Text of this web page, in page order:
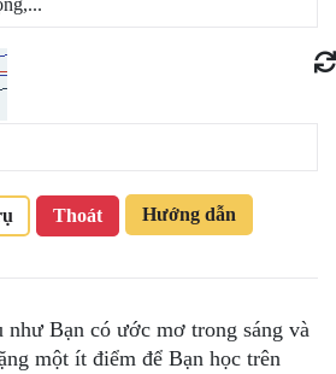
Thoát Hướng dẫn
như Bạn có ước mơ trong sáng và
một ít điểm để Bạn học trên